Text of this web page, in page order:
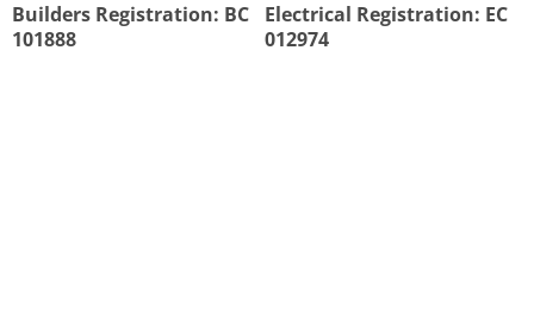
Builders Registration: BC
101888
Electrical Registration: EC
012974